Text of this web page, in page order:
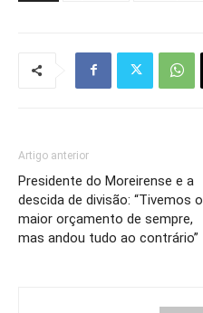
Artigo anterior
Presidente do Moreirense e a
descida de divisão: “Tivemos o
maior orçamento de sempre,
mas andou tudo ao contrário”